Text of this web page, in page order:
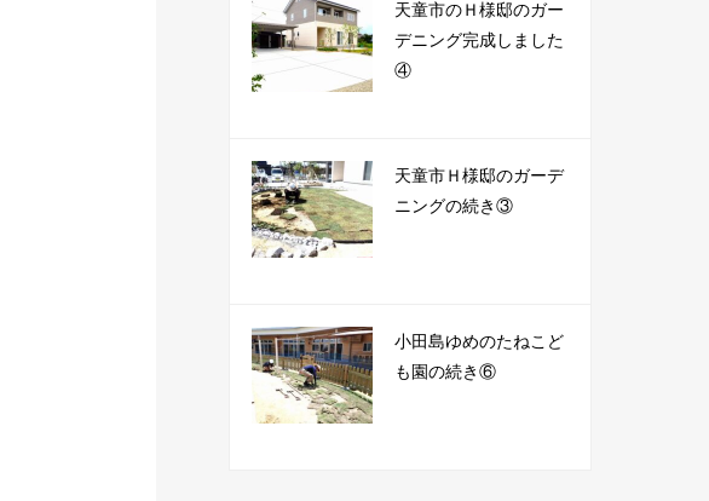
天童市のＨ様邸のガー
デニング完成しました
④
天童市Ｈ様邸のガーデ
ニングの続き③
小田島ゆめのたねこど
も園の続き⑥